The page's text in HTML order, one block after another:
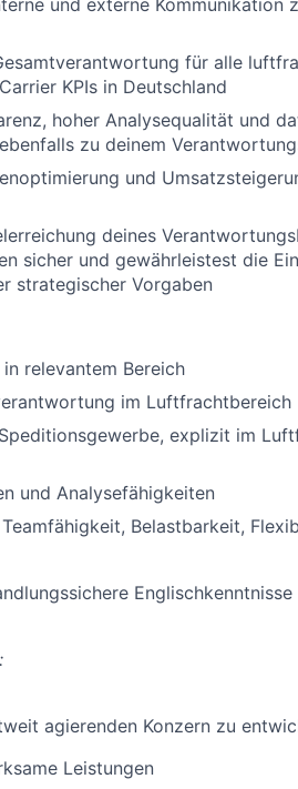
und externe Kommunikation
für alle
KPIs in Deutschland
hoher Analysequalität und
zu deinem
und
deines
sicher und gewährleistest die
strategischer Vorgaben
relevantem Bereich
im Luftfrachtbereich
explizit im
und Analysefähigkeiten
Belastbarkeit,
agierenden Konzern zu
Leistungen